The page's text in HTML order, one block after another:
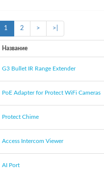
1 2 > >|
Название
G3 Bullet IR Range Extender
PoE Adapter for Protect WiFi Cameras
Protect Chime
Access Intercom Viewer
AI Port